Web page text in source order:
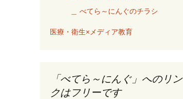
＿ べてら～にんぐのチラシ
医療・衛生×メディア教育
「べてら～にんぐ」へのリン
クはフリーです